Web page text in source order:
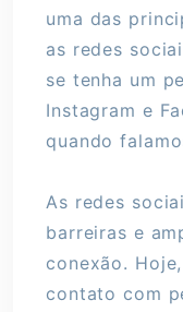
uma das
as redes
se tenha um
Instagram e
quando
As redes
barreiras e
conexão.
contato com